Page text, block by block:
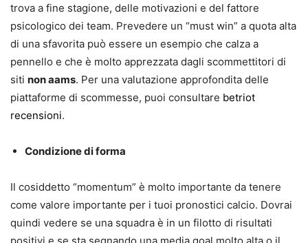
trova a fine stagione, delle motivazioni e del fattore
psicologico dei team. Prevedere un “must win” a quota alta
di una sfavorita può essere un esempio che calza a
pennello e che è molto apprezzata dagli scommettitori di
siti non aams. Per una valutazione approfondita delle
piattaforme di scommesse, puoi consultare betriot
recensioni.
Condizione di forma
Il cosiddetto “momentum” è molto importante da tenere
come valore importante per i tuoi pronostici calcio. Dovrai
quindi vedere se una squadra è in un filotto di risultati